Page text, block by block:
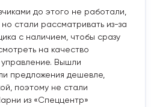
до этого не работали,
стали рассматривать из-за
с наличием, чтобы сразу
на качество
управление. Вышли
предложения дешевле,
поэтому не стали
из «Спеццентр»